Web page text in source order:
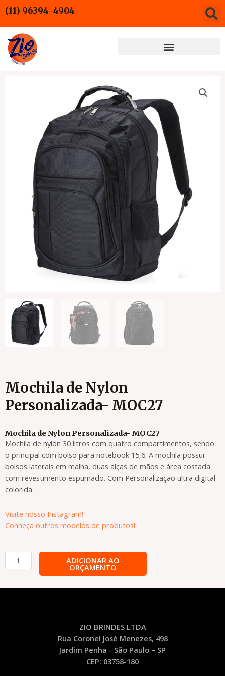
para
o
conteúdo
(11) 96394-4904
Mochila de Nylon
Personalizada- MOC27
Mochila de Nylon Personalizada- MOC27
Mochila de nylon 30 litros com quatro compartimentos, sendo
o principal com bolso para notebook 15,6. A mochila possui
bolsos laterais em malha, duas alças de mãos e área costada
com revestimento espumado. Com Personalização ultra digital
colorida.
Visite nosso Instagram!
Conheça outros modelos de produtos!
Mochila
de
Personalizada-
ADICIONAR AO
ORÇAMENTO
ZIO BRINDES LTDA
Rua Coronel José Menezes, 498
Jardim Penha - São Paulo – SP
CEP: 03758-180